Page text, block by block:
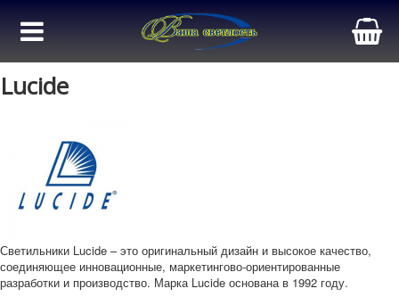
Lucide
Светильники Lucide – это оригинальный дизайн и высокое качество,
соединяющее инновационные, маркетингово-ориентированные
разработки и производство. Марка Lucide основана в 1992 году.